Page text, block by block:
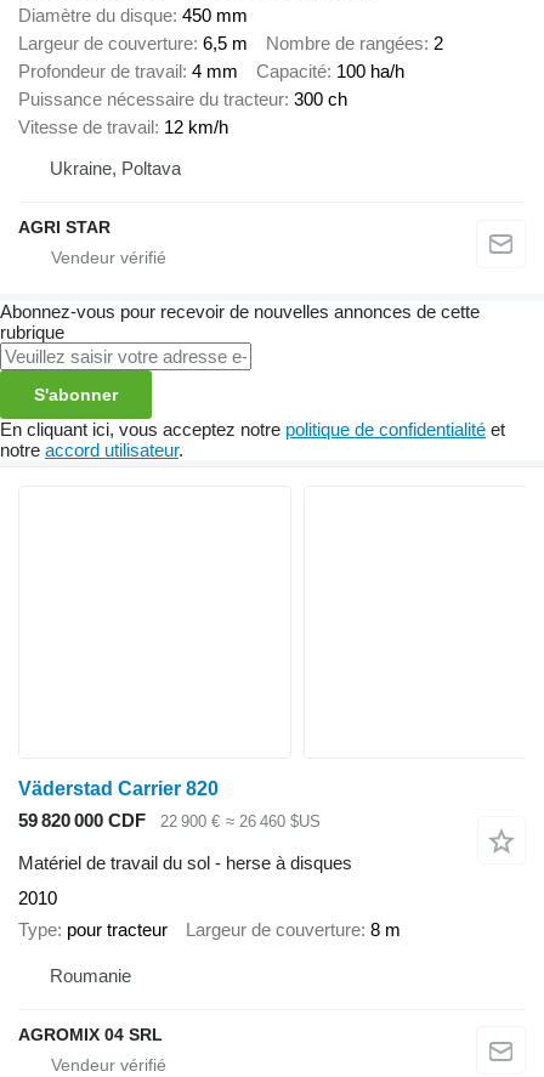
Diamètre du disque 450 mm
Largeur de couverture 6,5 m Nombre de rangées 2
Profondeur de travail 4 mm Capacité 100 ha/h
Puissance nécessaire du tracteur 300 ch
Vitesse de travail 12 km/h
Ukraine, Poltava
AGRI STAR
Abonnez-vous pour recevoir de nouvelles annonces de cette
rubrique
S'abonner
En cliquant ici, vous acceptez notre politique de confidentialité et
notre accord utilisateur.
Väderstad Carrier 820
59 820 000 CDF
22 900 € ≈ 26 460 $US
Matériel de travail du sol - herse à disques
2010
Type pour tracteur Largeur de couverture 8 m
Roumanie
AGROMIX 04 SRL